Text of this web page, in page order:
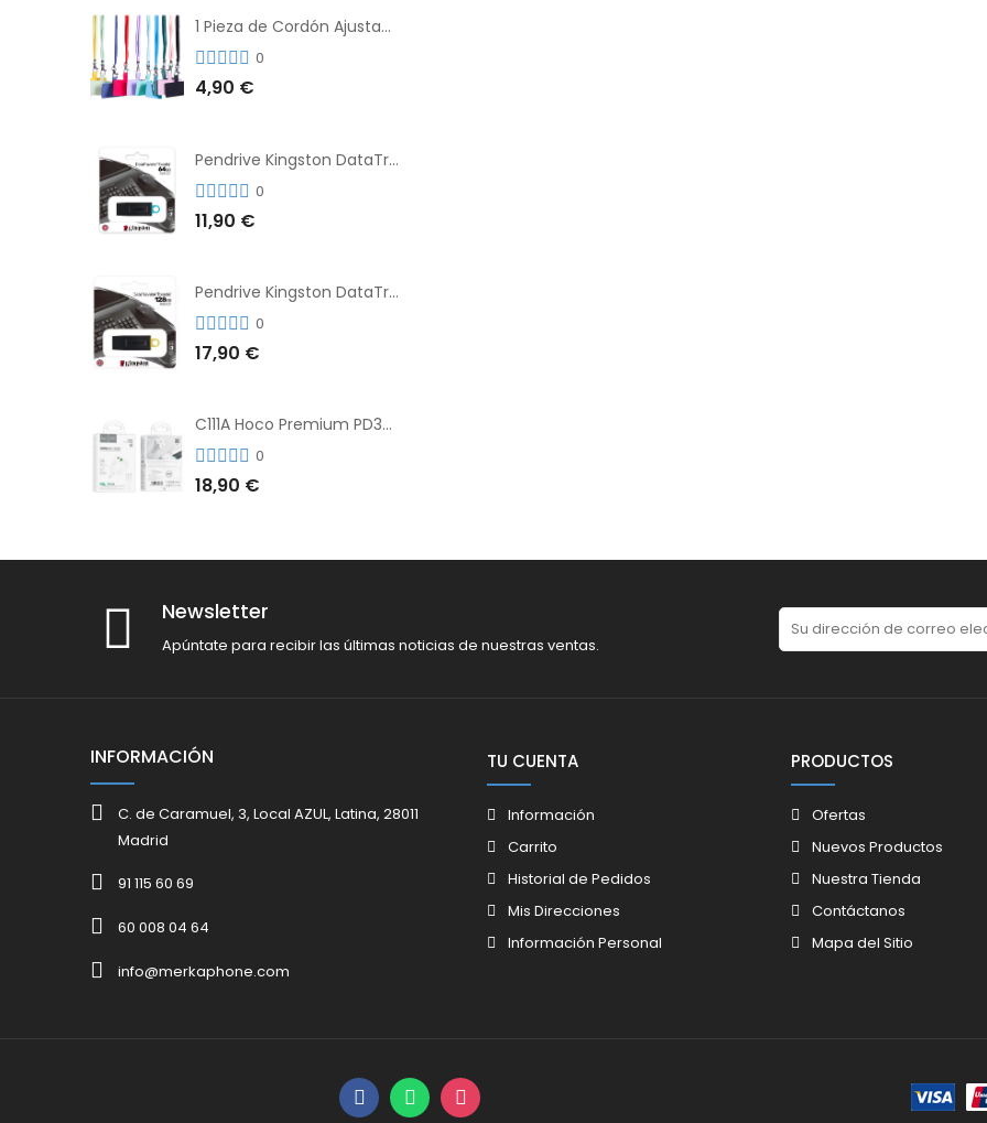
1 Pieza de Cordón Ajustable Universal Para el Teléfono Con Clip Antipérdida
0
4,90 €
Pendrive Kingston DataTraveler® Exodia™ 64GB 3.2'
0
11,90 €
Pendrive Kingston DataTraveler® Exodia™ 128GB 3.2´
0
17,90 €
C111A Hoco Premium PD30W Adaptador de Carga Rápida Puerto Dual USB+Tipo C + Cable
0
18,90 €
Newsletter
Apúntate para recibir las últimas noticias de nuestras ventas.
INFORMACIÓN
C. de Caramuel, 3, Local AZUL, Latina, 28011
Madrid
91 115 60 69
60 008 04 64
info@merkaphone.com
TU CUENTA
Información
Carrito
Historial de Pedidos
Mis Direcciones
Información Personal
PRODUCTOS
Ofertas
Nuevos Productos
Nuestra Tienda
Contáctanos
Mapa del Sitio